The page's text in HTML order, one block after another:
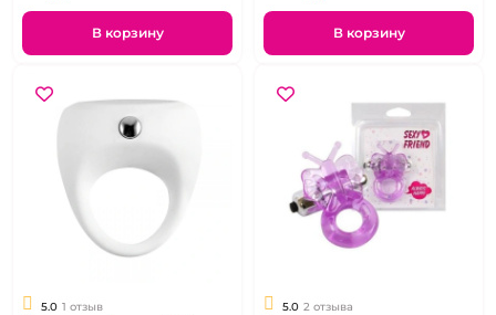
В корзину В корзину
5.0 1 отзыв 5.0 2 отзыва